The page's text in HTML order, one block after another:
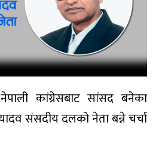
नेपाली कांग्रेसबाट सांसद बनेका
यादव संसदीय दलको नेता बन्ने चर्चा